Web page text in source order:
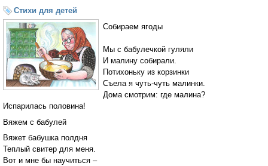
Стихи для детей
Собираем ягоды
Мы с бабулечкой гуляли
И малину собирали.
Потихоньку из корзинки
Съела я чуть-чуть малинки.
Дома смотрим: где малина?
Испарилась половина!
Вяжем с бабулей
Вяжет бабушка полдня
Теплый свитер для меня.
Вот и мне бы научиться –